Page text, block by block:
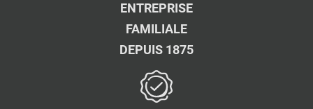
ENTREPRISE
FAMILIALE
DEPUIS 1875